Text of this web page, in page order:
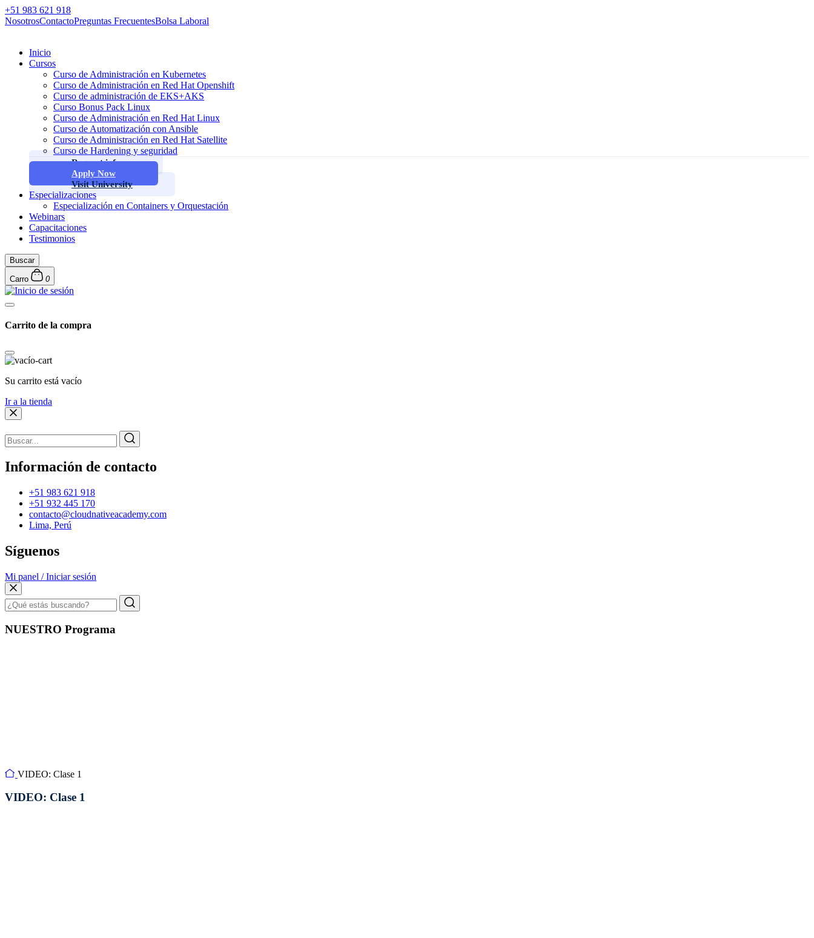
+51 983 621 918
NosotrosContactoPreguntas FrecuentesBolsa Laboral
Inicio
Cursos
Curso de Administración en Kubernetes
Curso de Administración en Red Hat Openshift
Curso de administración de EKS+AKS
Curso Bonus Pack Linux
Curso de Administración en Red Hat Linux
Curso de Automatización con Ansible
Curso de Administración en Red Hat Satellite
Curso de Hardening y seguridad
Request info
Apply Now
Visit University
Especializaciones
Especialización en Containers y Orquestación
Webinars
Capacitaciones
Testimonios
Buscar
Carro 0
Carrito de la compra
Su carrito está vacío
Ir a la tienda
Información de contacto
+51 983 621 918
+51 932 445 170
contacto@cloudnativeacademy.com
Lima, Perú
Síguenos
Mi panel / Iniciar sesión
NUESTRO Programa
VIDEO: Clase 1
VIDEO: Clase 1